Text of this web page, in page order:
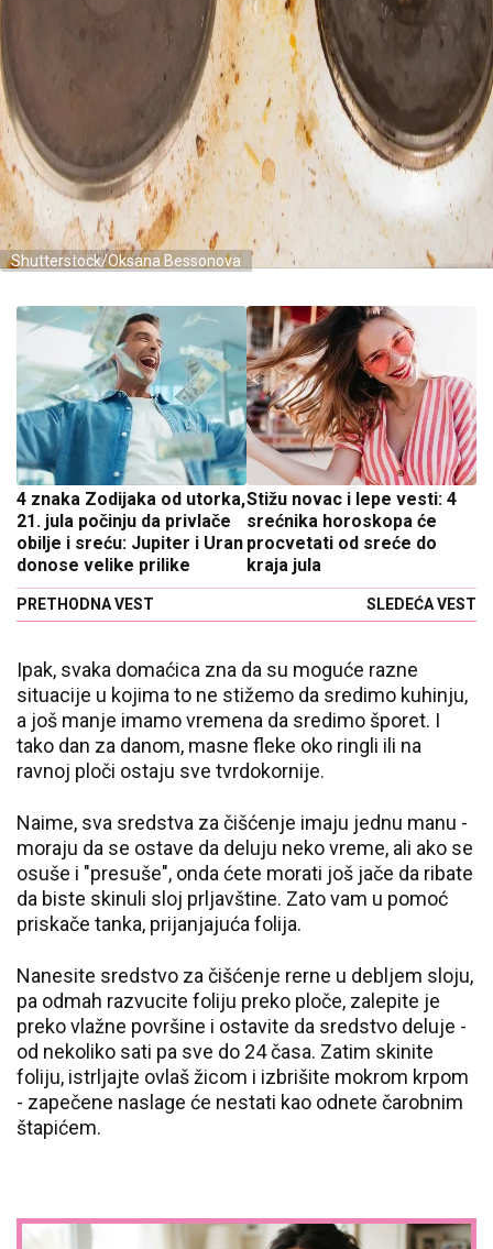
Shutterstock/Oksana Bessonova
4 znaka Zodijaka od utorka,
21. jula počinju da privlače
obilje i sreću: Jupiter i Uran
donose velike prilike
PRETHODNA VEST
Stižu novac i lepe vesti: 4
srećnika horoskopa će
procvetati od sreće do
kraja jula
SLEDEĆA VEST
Ipak, svaka domaćica zna da su moguće razne
situacije u kojima to ne stižemo da sredimo kuhinju,
a još manje imamo vremena da sredimo šporet. I
tako dan za danom, masne fleke oko ringli ili na
ravnoj ploči ostaju sve tvrdokornije.
Naime, sva sredstva za čišćenje imaju jednu manu -
moraju da se ostave da deluju neko vreme, ali ako se
osuše i "presuše", onda ćete morati još jače da ribate
da biste skinuli sloj prljavštine. Zato vam u pomoć
priskače tanka, prijanjajuća folija.
Nanesite sredstvo za čišćenje rerne u debljem sloju,
pa odmah razvucite foliju preko ploče, zalepite je
preko vlažne površine i ostavite da sredstvo deluje -
od nekoliko sati pa sve do 24 časa. Zatim skinite
foliju, istrljajte ovlaš žicom i izbrišite mokrom krpom
- zapečene naslage će nestati kao odnete čarobnim
štapićem.